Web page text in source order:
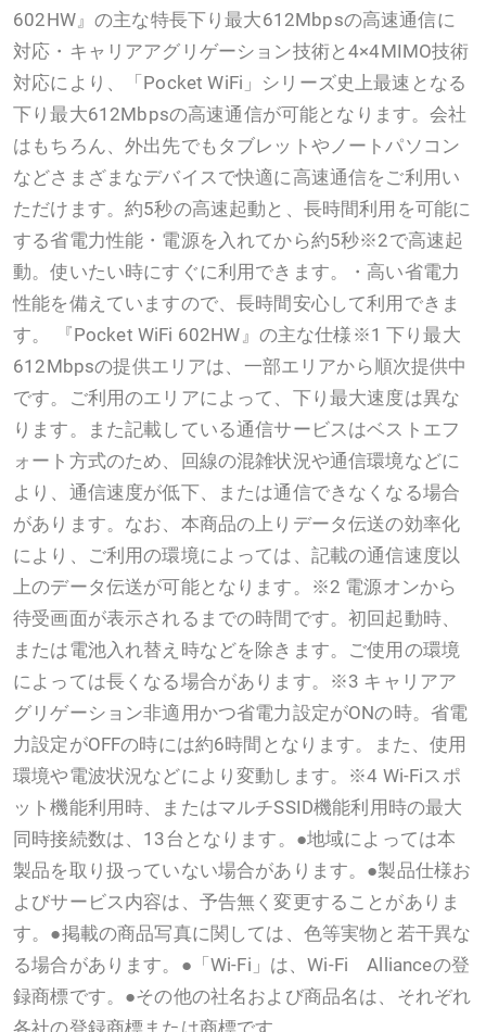
602HW』の主な特長下り最大612Mbpsの高速通信に
対応・キャリアアグリゲーション技術と4×4MIMO技術
対応により、「Pocket WiFi」シリーズ史上最速となる
下り最大612Mbpsの高速通信が可能となります。会社
はもちろん、外出先でもタブレットやノートパソコン
などさまざまなデバイスで快適に高速通信をご利用い
ただけます。約5秒の高速起動と、長時間利用を可能に
する省電力性能・電源を入れてから約5秒※2で高速起
動。使いたい時にすぐに利用できます。・高い省電力
性能を備えていますので、長時間安心して利用できま
す。 ​『Pocket WiFi 602HW』の主な仕様※1 下り最大
612Mbpsの提供エリアは、一部エリアから順次提供中
です。ご利用のエリアによって、下り最大速度は異な
ります。また記載している通信サービスはベストエフ
ォート方式のため、回線の混雑状況や通信環境などに
より、通信速度が低下、または通信できなくなる場合
があります。なお、本商品の上りデータ伝送の効率化
により、ご利用の環境によっては、記載の通信速度以
上のデータ伝送が可能となります。※2 電源オンから
待受画面が表示されるまでの時間です。初回起動時、
または電池入れ替え時などを除きます。ご使用の環境
によっては長くなる場合があります。※3 キャリアア
グリゲーション非適用かつ省電力設定がONの時。省電
力設定がOFFの時には約6時間となります。また、使用
環境や電波状況などにより変動します。※4 Wi-Fiスポ
ット機能利用時、またはマルチSSID機能利用時の最大
同時接続数は、13台となります。●地域によっては本
製品を取り扱っていない場合があります。●製品仕様お
よびサービス内容は、予告無く変更することがありま
す。●掲載の商品写真に関しては、色等実物と若干異な
る場合があります。●「Wi-Fi」は、Wi-Fi Allianceの登
録商標です。●その他の社名および商品名は、それぞれ
各社の登録商標または商標です。